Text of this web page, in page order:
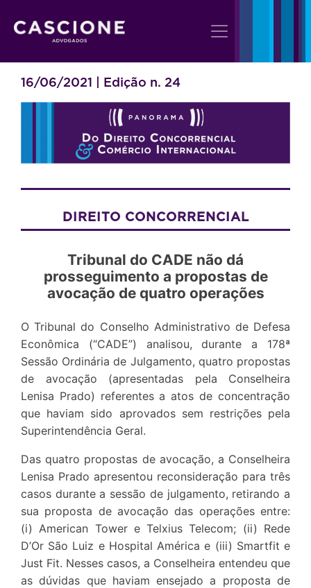
16/06/2021 | Edição n. 24
DIREITO CONCORRENCIAL
Tribunal do CADE não dá
prosseguimento a propostas de
avocação de quatro operações
O Tribunal do Conselho Administrativo de Defesa
Econômica (“CADE”) analisou, durante a 178ª
Sessão Ordinária de Julgamento, quatro propostas
de avocação (apresentadas pela Conselheira
Lenisa Prado) referentes a atos de concentração
que haviam sido aprovados sem restrições pela
Superintendência Geral.
Das quatro propostas de avocação, a Conselheira
Lenisa Prado apresentou reconsideração para três
casos durante a sessão de julgamento, retirando a
sua proposta de avocação das operações entre:
(i) American Tower e Telxius Telecom; (ii) Rede
D’Or São Luiz e Hospital América e (iii) Smartfit e
Just Fit. Nesses casos, a Conselheira entendeu que
as dúvidas que haviam ensejado a proposta de